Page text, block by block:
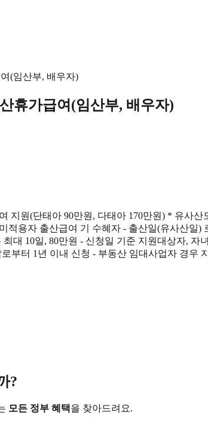
(임산부, 배우자)
휴가급여(임산부, 배우자)
지원(단태아 90만원, 다태아 170만원) * 유사
적용자 출산급여 기 수혜자 - 출산일(유사산일
대 10일, 80만원 - 신청일 기준 지원대상자,
부터 1년 이내 신청 - 부동산 임대사업자 경
?
모든 정부 혜택을 찾아드려요.